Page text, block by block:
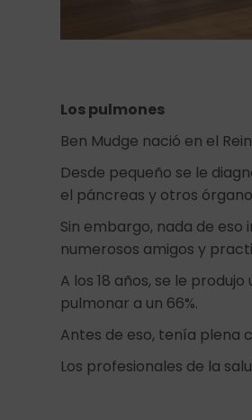
Los pulmones
Ben Mudge nació en el
Desde pequeño se le
el páncreas y otros
Sin embargo, nada de
numerosos amigos y
A los 18 años, se le
pulmonar a un 66%.
Antes de eso, tenía plena
Los profesionales de la